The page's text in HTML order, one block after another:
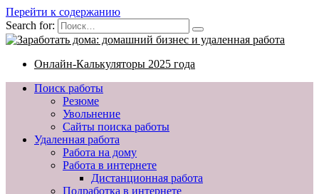
Перейти к содержанию
Search for:
Онлайн-Калькуляторы 2025 года
Поиск работы
Резюме
Увольнение
Сайты поиска работы
Удаленная работа
Работа на дому
Работа в интернете
Дистанционная работа
Подработка в интернете